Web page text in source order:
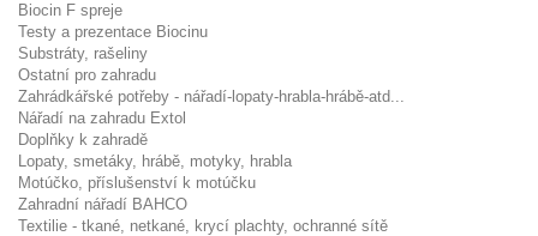
Biocin F spreje
Testy a prezentace Biocinu
Substráty, rašeliny
Ostatní pro zahradu
Zahrádkářské potřeby - nářadí-lopaty-hrabla-hrábě-atd...
Nářadí na zahradu Extol
Doplňky k zahradě
Lopaty, smetáky, hrábě, motyky, hrabla
Motúčko, příslušenství k motúčku
Zahradní nářadí BAHCO
Textilie - tkané, netkané, krycí plachty, ochranné sítě